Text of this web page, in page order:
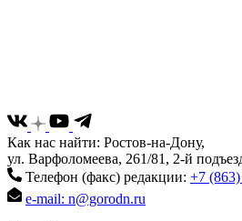
Как нас найти: Ростов-на-Дону,
ул. Варфоломеева, 261/81, 2-й
Телефон (факс) редакции: +7
e-mail: n@gorodn.ru